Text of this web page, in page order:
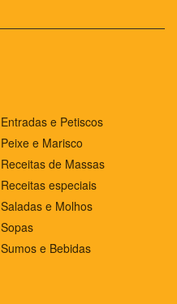
Entradas e Petiscos
Peixe e Marisco
Receitas de Massas
Receitas especiais
Saladas e Molhos
Sopas
Sumos e Bebidas